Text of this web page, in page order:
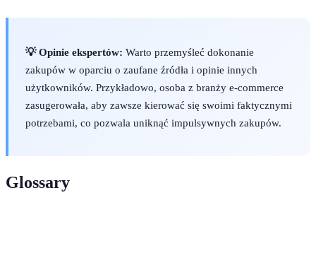
💡 Opinie ekspertów: Warto przemyśleć dokonanie
zakupów w oparciu o zaufane źródła i opinie innych
użytkowników. Przykładowo, osoba z branży e-commerce
zasugerowała, aby zawsze kierować się swoimi faktycznymi
potrzebami, co pozwala uniknąć impulsywnych zakupów.
Glossary